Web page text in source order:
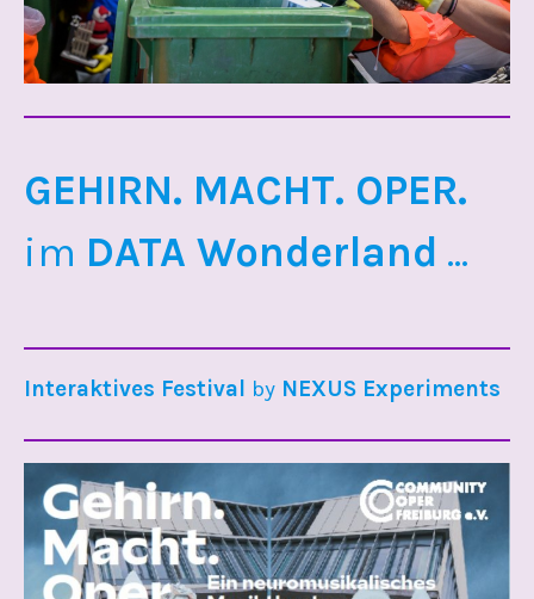
GEHIRN. MACHT. OPER.
im DATA Wonderland ...
Interaktives Festival by NEXUS Experiments